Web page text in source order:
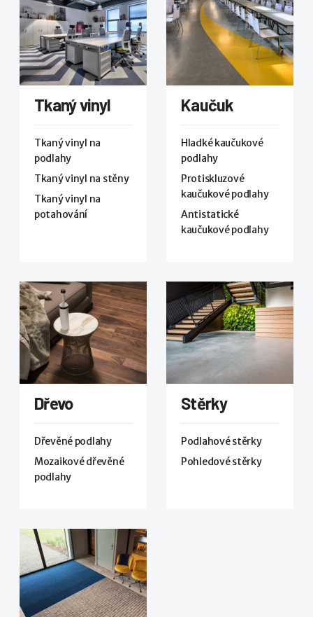
Tkaný vinyl
Tkaný vinyl na
podlahy
Tkaný vinyl na stěny
Tkaný vinyl na
potahování
Kaučuk
Hladké kaučukové
podlahy
Protiskluzové
kaučukové podlahy
Antistatické
kaučukové podlahy
Dřevo
Dřevěné podlahy
Mozaikové dřevěné
podlahy
Stěrky
Podlahové stěrky
Pohledové stěrky